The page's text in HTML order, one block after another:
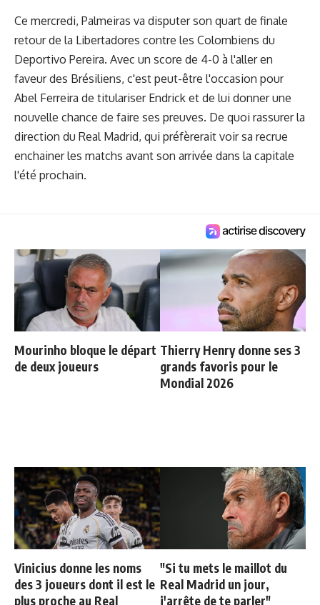
Ce mercredi, Palmeiras va disputer son quart de finale
retour de la Libertadores contre les Colombiens du
Deportivo Pereira. Avec un score de 4-0 à l'aller en
faveur des Brésiliens, c'est peut-être l'occasion pour
Abel Ferreira de titulariser Endrick et de lui donner une
nouvelle chance de faire ses preuves. De quoi rassurer la
direction du Real Madrid, qui préfèrerait voir sa recrue
enchainer les matchs avant son arrivée dans la capitale
l'été prochain.
Mourinho bloque le départ
de deux joueurs
Thierry Henry donne ses 3
grands favoris pour le
Mondial 2026
Vinicius donne les noms
des 3 joueurs dont il est le
plus proche au Real
"Si tu mets le maillot du
Real Madrid un jour,
j'arrête de te parler"